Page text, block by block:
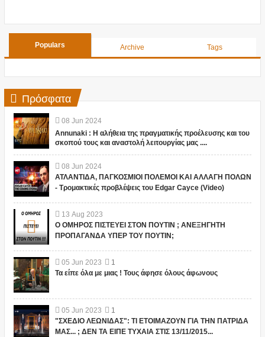
Populars Archive Tags
Πρόσφατα
08 Jun 2024
Annunaki : Η αλήθεια της πραγματικής προέλευσης και του
σκοπού τους και αναστολή λειτουργίας μας ....
08 Jun 2024
ΑΤΛΑΝΤΙΔΑ, ΠΑΓΚΟΣΜΙΟΙ ΠΟΛΕΜΟΙ ΚΑΙ ΑΛΛΑΓΗ ΠΟΛΩΝ
- Τρομακτικές προβλέψεις του Edgar Cayce (Video)
13 Aug 2023
Ο ΟΜΗΡΟΣ ΠΙΣΤΕΥΕΙ ΣΤΟΝ ΠΟΥΤΙΝ ; ΑΝΕΞΗΓΗΤΗ
ΠΡΟΠΑΓΑΝΔΑ ΥΠΕΡ ΤΟΥ ΠΟΥΤΙΝ;
05 Jun 2023
1
Τα είπε όλα με μιας ! Τους άφησε όλους άφωνους
05 Jun 2023
1
"ΣΧΕΔΙΟ ΛΕΩΝΙΔΑΣ": ΤΙ ΕΤΟΙΜΑΖΟΥΝ ΓΙΑ ΤΗΝ ΠΑΤΡΙΔΑ
ΜΑΣ... ; ΔΕΝ ΤΑ ΕΙΠΕ ΤΥΧΑΙΑ ΣΤΙΣ 13/11/2015...